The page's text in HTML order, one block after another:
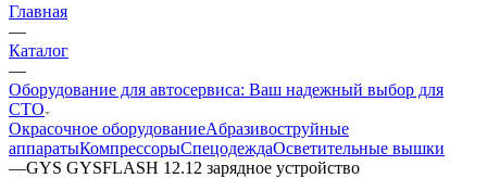
Главная
—
Каталог
—
Оборудование для автосервиса: Ваш надежный выбор для
СТО
Окрасочное оборудованиеAбразивоструйные
аппаратыКомпрессорыСпецодеждаОсветительные вышки
—GYS GYSFLASH 12.12 зарядное устройство